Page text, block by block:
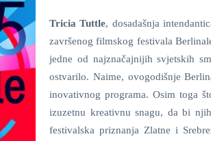
Tricia Tuttle, dosadašnja
završenog filmskog festivala
jedne od najznačajnijih svjetskih
ostvarilo. Naime, ovogodišnje
inovativnog programa. Osim toga
izuzetnu kreativnu snagu, da bi
festivalska priznanja Zlatne i